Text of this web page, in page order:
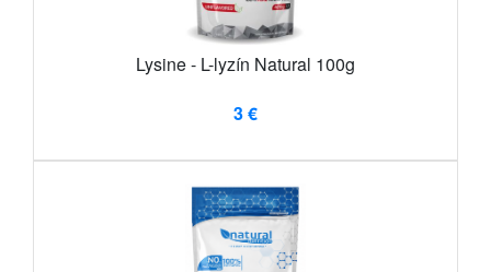
Lysine - L-lyzín Natural 100g
3 €